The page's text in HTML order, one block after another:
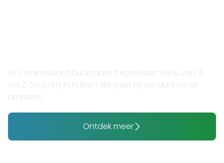
Bij Verantwoord Duurzaam begeleiden we u van A
tot Z. De partij in Putten die past bij uw duurzame
ambities.
Ontdek meer